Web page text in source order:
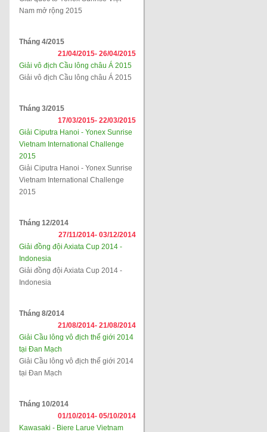
Nam mở rộng 2015
Tháng 4/2015
21/04/2015- 26/04/2015
Giải vô địch Cầu lông châu Á 2015
Giải vô địch Cầu lông châu Á 2015
Tháng 3/2015
17/03/2015- 22/03/2015
Giải Ciputra Hanoi - Yonex Sunrise
Vietnam International Challenge
2015
Giải Ciputra Hanoi - Yonex Sunrise
Vietnam International Challenge
2015
Tháng 12/2014
27/11/2014- 03/12/2014
Giải đồng đội Axiata Cup 2014 -
Indonesia
Giải đồng đội Axiata Cup 2014 -
Indonesia
Tháng 8/2014
21/08/2014- 21/08/2014
Giải Cầu lông vô địch thế giới 2014
tại Đan Mạch
Giải Cầu lông vô địch thế giới 2014
tại Đan Mạch
Tháng 10/2014
01/10/2014- 05/10/2014
Kawasaki - Biere Larue Vietnam